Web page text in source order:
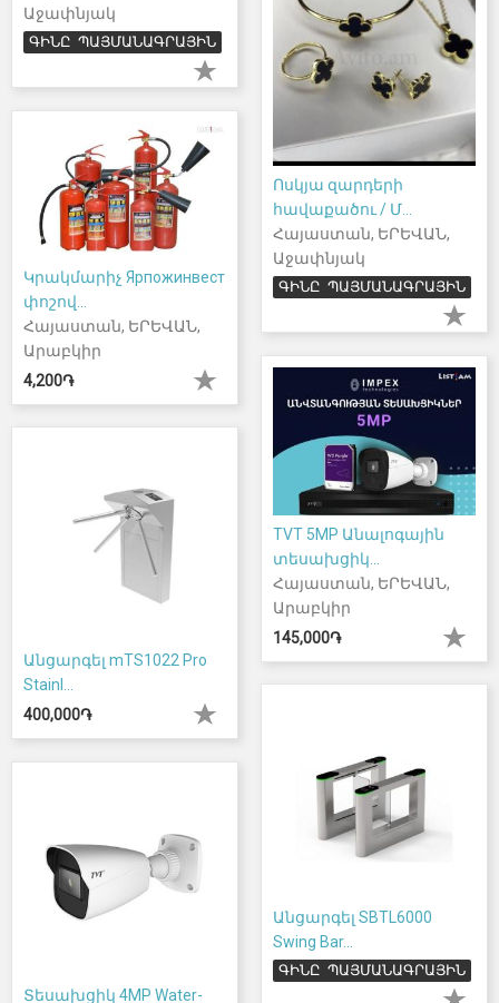
Աջափնյակ
ԳԻՆԸ ՊԱՅՄԱՆԱԳՐԱՅԻՆ
Ոսկյա զարդերի
հավաքածու / Մ...
Հայաստան, ԵՐԵՎԱՆ,
Աջափնյակ
ԳԻՆԸ ՊԱՅՄԱՆԱԳՐԱՅԻՆ
Կրակմարիչ Ярпожинвест
փոշով...
Հայաստան, ԵՐԵՎԱՆ,
Արաբկիր
4,200֏
TVT 5MP Անալոգային
տեսախցիկ...
Հայաստան, ԵՐԵՎԱՆ,
Արաբկիր
145,000֏
Անցարգել mTS1022 Pro
Stainl...
400,000֏
Անցարգել SBTL6000
Swing Bar...
ԳԻՆԸ ՊԱՅՄԱՆԱԳՐԱՅԻՆ
Տեսախցիկ 4MP Water-